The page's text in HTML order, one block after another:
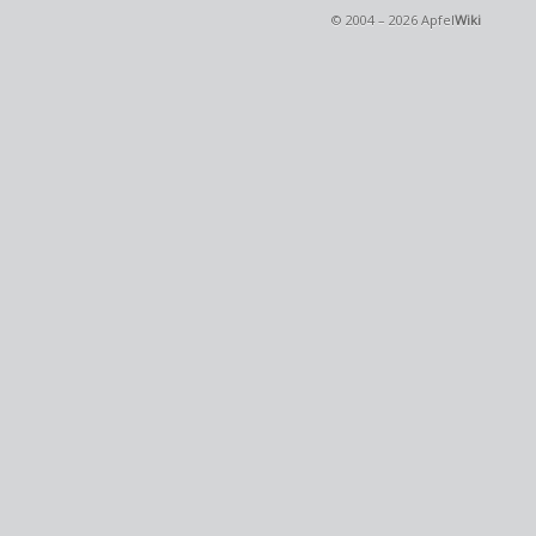
© 2004 – 2026 ApfelWiki